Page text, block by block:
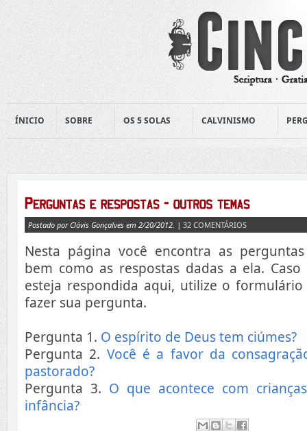
ÍNICIO SOBRE OS 5 SOLAS CALVINISMO
Postado por Clóvis Gonçalves em 2/20/2012. | 32 COMENTÁRIOS
Nesta página você encontra as
bem como as respostas dadas a ela.
esteja respondida aqui, utilize o
fazer sua pergunta.
Pergunta 1. O espírito de Deus tem ciúmes?
Pergunta 2. Você é a favor da
pastorado?
Pergunta 3. O que acontece com
infância?